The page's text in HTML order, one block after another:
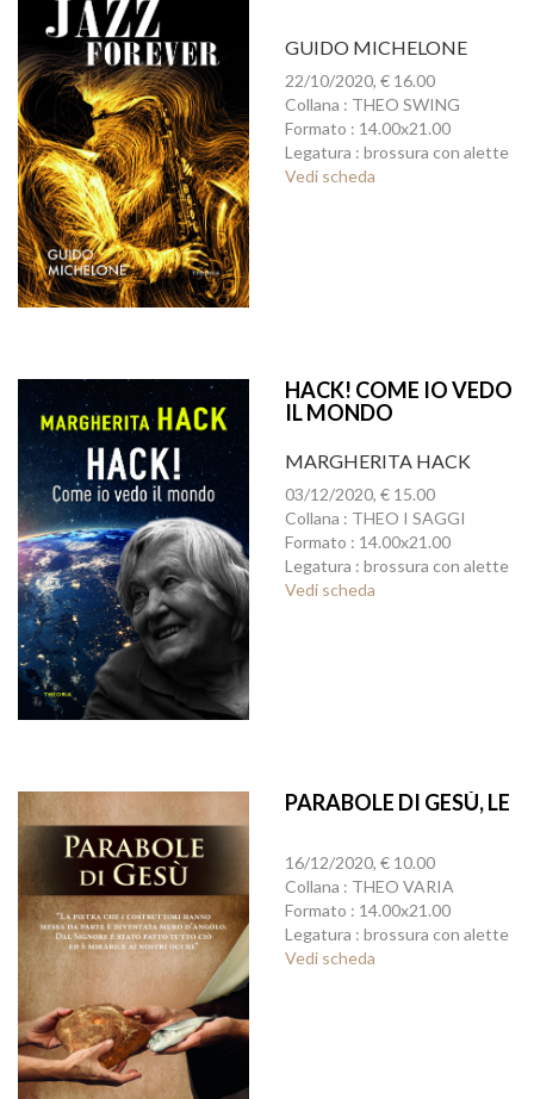
GUIDO MICHELONE
22/10/2020, € 16.00
Collana : THEO SWING
Formato : 14.00x21.00
Legatura : brossura con alette
Vedi scheda
HACK! COME IO VEDO
IL MONDO
MARGHERITA HACK
03/12/2020, € 15.00
Collana : THEO I SAGGI
Formato : 14.00x21.00
Legatura : brossura con alette
Vedi scheda
PARABOLE DI GESÙ, LE
16/12/2020, € 10.00
Collana : THEO VARIA
Formato : 14.00x21.00
Legatura : brossura con alette
Vedi scheda